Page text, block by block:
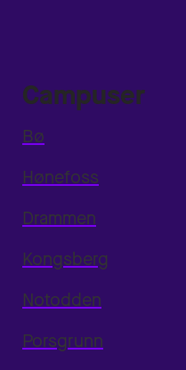
Campuser
Bø
Hønefoss
Drammen
Kongsberg
Notodden
Porsgrunn